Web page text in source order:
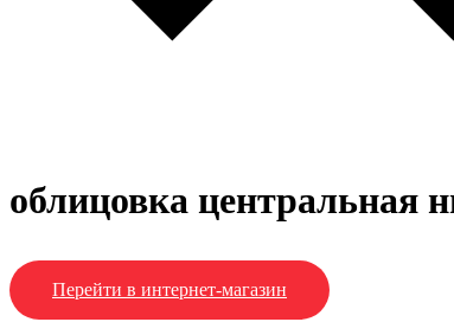
облицовка центральная
Перейти в интернет-магазин